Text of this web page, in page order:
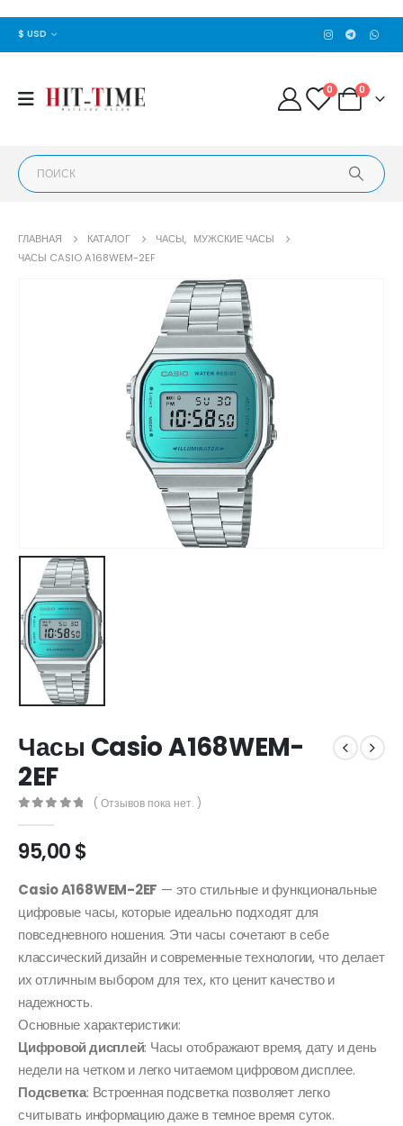
$ USD
0 0
ГЛАВНАЯ КАТАЛОГ ЧАСЫ, МУЖСКИЕ ЧАСЫ
ЧАСЫ CASIO A168WEM-2EF
Часы Casio A168WEM-
2EF
( Отзывов пока нет. )
95,00$
Casio A168WEM-2EF — это стильные и функциональные
цифровые часы, которые идеально подходят для
повседневного ношения. Эти часы сочетают в себе
классический дизайн и современные технологии, что делает
их отличным выбором для тех, кто ценит качество и
надежность.
Основные характеристики:
Цифровой дисплей: Часы отображают время, дату и день
недели на четком и легко читаемом цифровом дисплее.
Подсветка: Встроенная подсветка позволяет легко
считывать информацию даже в темное время суток.